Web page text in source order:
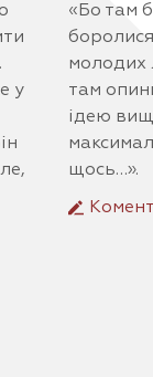
у
«Бо там
молодих
там
ідею
щось…».